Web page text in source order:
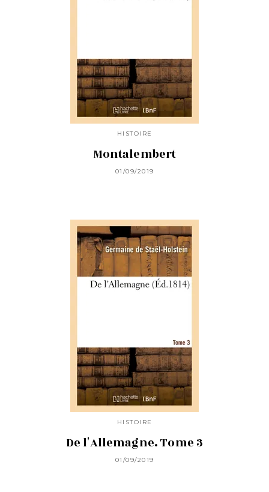
HISTOIRE
Montalembert
01/09/2019
HISTOIRE
De l'Allemagne. Tome 3
01/09/2019